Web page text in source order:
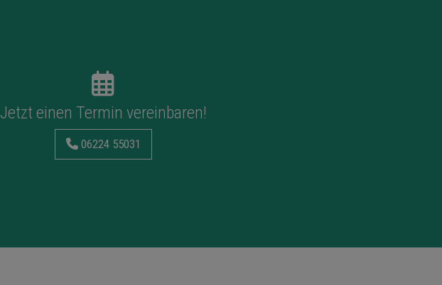
Jetzt einen Termin vereinbaren!
06224 55031